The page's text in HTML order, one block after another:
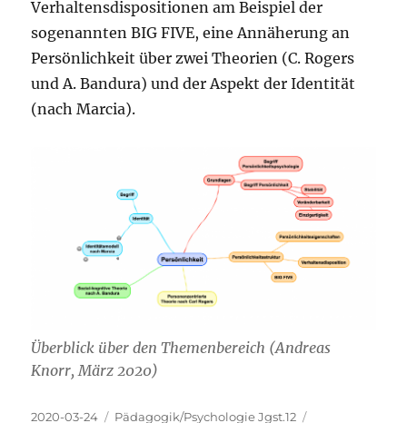
Verhaltensdispositionen am Beispiel der
sogenannten BIG FIVE, eine Annäherung an
Persönlichkeit über zwei Theorien (C. Rogers
und A. Bandura) und der Aspekt der Identität
(nach Marcia).
Überblick über den Themenbereich (Andreas
Knorr, März 2020)
Veröffentlicht
2020-03-24 Kategorien
Pädagogik/Psychologie Jgst.12